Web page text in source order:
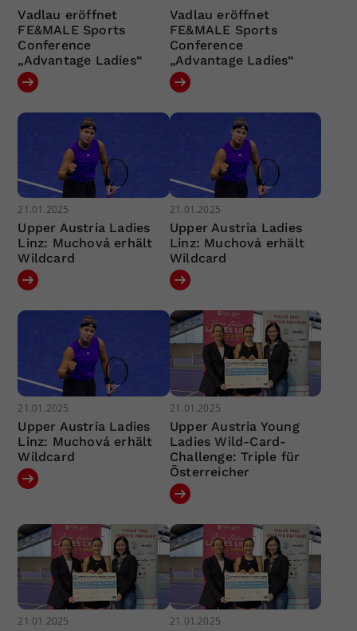
Vadlau eröffnet
FE&MALE Sports
Conference
„Advantage Ladies“
Vadlau eröffnet
FE&MALE Sports
Conference
„Advantage Ladies“
21.01.2025
Upper Austria Ladies
Linz: Muchová erhält
Wildcard
21.01.2025
Upper Austria Ladies
Linz: Muchová erhält
Wildcard
21.01.2025
Upper Austria Ladies
Linz: Muchová erhält
Wildcard
21.01.2025
Upper Austria Young
Ladies Wild-Card-
Challenge: Triple für
Österreicher
21.01.2025 21.01.2025